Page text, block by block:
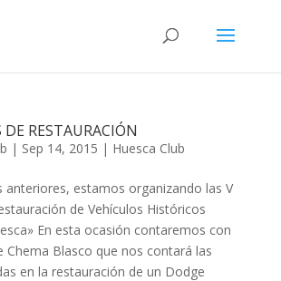
DE RESTAURACIÓN
| Sep 14, 2015 | Huesca Club
anteriores, estamos organizando las V
de Vehículos Históricos
En esta ocasión contaremos con
Chema Blasco que nos contará las
en la restauración de un Dodge